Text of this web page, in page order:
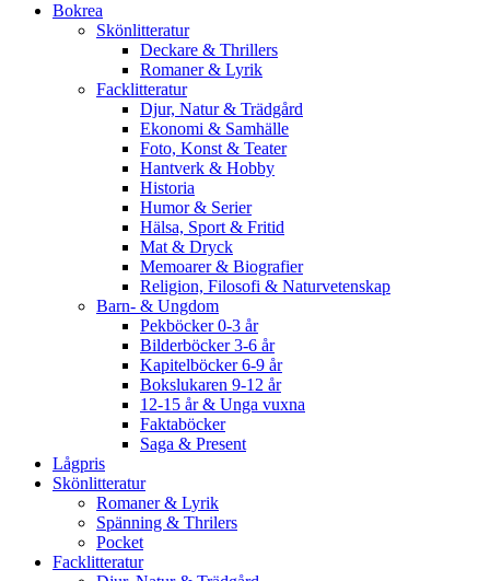
Bokrea
Skönlitteratur
Deckare & Thrillers
Romaner & Lyrik
Facklitteratur
Djur, Natur & Trädgård
Ekonomi & Samhälle
Foto, Konst & Teater
Hantverk & Hobby
Historia
Humor & Serier
Hälsa, Sport & Fritid
Mat & Dryck
Memoarer & Biografier
Religion, Filosofi & Naturvetenskap
Barn- & Ungdom
Pekböcker 0-3 år
Bilderböcker 3-6 år
Kapitelböcker 6-9 år
Bokslukaren 9-12 år
12-15 år & Unga vuxna
Faktaböcker
Saga & Present
Lågpris
Skönlitteratur
Romaner & Lyrik
Spänning & Thrilers
Pocket
Facklitteratur